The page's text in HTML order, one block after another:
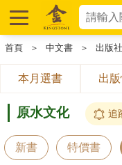
首頁 ＞ 中文書 ＞ 出版社
本月選書 出
原水文化 追
新書 特價書